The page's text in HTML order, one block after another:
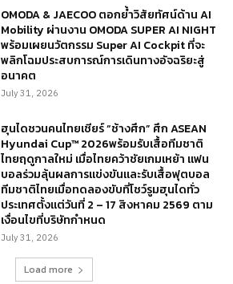
OMODA & JAECOO ตอกย้ำวิสัยทัศน์ด้าน AI
Mobility ผ่านงาน OMODA SUPER AI NIGHT
พร้อมเผยนวัตกรรม Super AI Cockpit ที่จะ
พลิกโฉมประสบการณ์การเดินทางอัจฉริยะสู่
อนาคต
July 31, 2026
ฮุนไดชวนคนไทยเชียร์ “ช้างศึก” ศึก ASEAN
Hyundai Cup™ 2026พร้อมรับเสื้อทีมชาติ
ไทยฤดูกาลใหม่ เมื่อไทยคว้าชัยเกมเหย้า แฟน
บอลร่วมลุ้นผลการแข่งขันและรับเสื้อฟุตบอล
ทีมชาติไทยเมื่อทดลองขับที่โชว์รูมฮุนไดทั่ว
ประเทศตั้งแต่วันที่ 2 – 17 สิงหาคม 2569 ตาม
เงื่อนไขที่บริษัทกำหนด
July 31, 2026
Load more